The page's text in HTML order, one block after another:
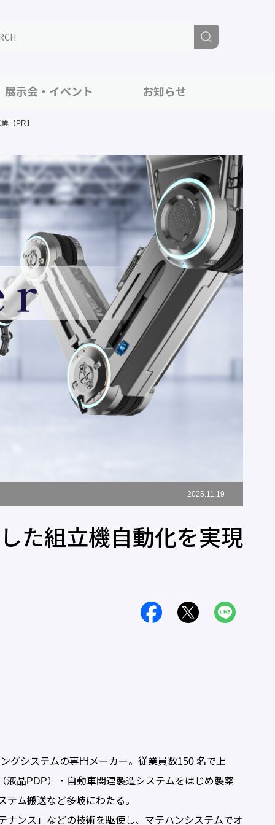
展示会・イベント お知らせ
【PR】
2025.11.19
た組立機自動化を実現
システムの専門メーカー。従業員数150 名で上
晶PDP）・自動車関連製造システムをはじめ製薬
ム搬送など多岐にわたる。
ンス」などの技術を駆使し、マテハンシステムでオ